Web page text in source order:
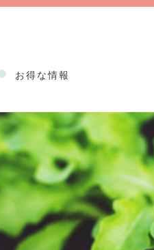
お得な情報